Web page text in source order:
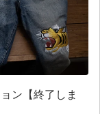
ン【終了しま